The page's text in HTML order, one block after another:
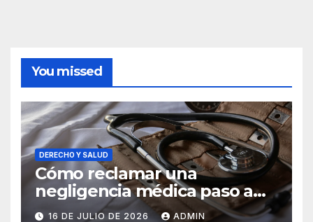
You missed
DERECHO Y SALUD
Cómo reclamar una
negligencia médica paso a
paso
16 DE JULIO DE 2026 ADMIN